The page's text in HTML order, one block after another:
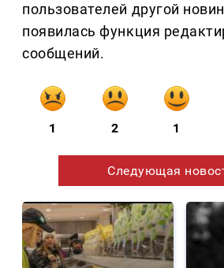
пользователей другой
появилась функция
сообщений.
1 2 1
Следующая